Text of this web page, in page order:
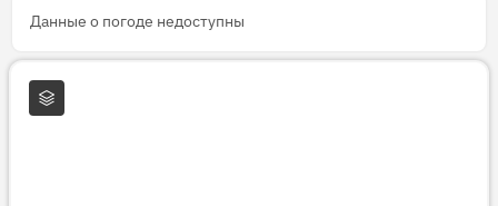
Данные о погоде недоступны